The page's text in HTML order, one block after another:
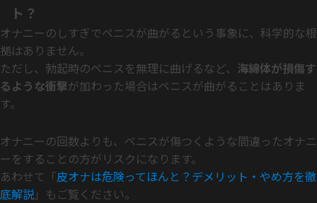
ト？
オナニーのしすぎでペニスが曲がるという事象に、科学的な根
拠はありません。
ただし、勃起時のペニスを無理に曲げるなど、 海綿体が損傷す
るような衝撃が加わった場合はペニスが曲がることはありま
す。
オナニーの回数よりも、ペニスが傷つくような間違ったオナニ
ーをすることの方がリスクになります。
あわせて「皮オナは危険ってほんと？デメリット・やめ方を徹
底解説」もご覧ください。